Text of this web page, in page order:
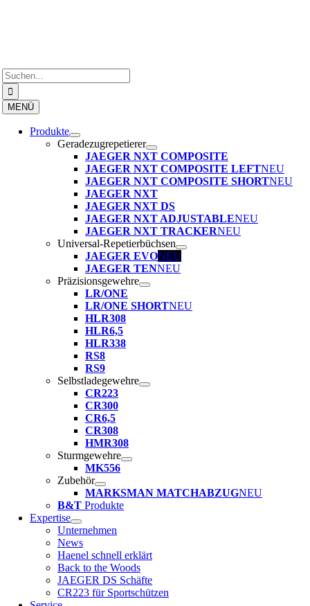
Suche
nach:
MENÜ
Produkte
Geradezugrepetierer
JAEGER NXT COMPOSITE
JAEGER NXT COMPOSITE LEFTNEU
JAEGER NXT COMPOSITE SHORTNEU
JAEGER NXT
JAEGER NXT DS
JAEGER NXT ADJUSTABLENEU
JAEGER NXT TRACKERNEU
Universal-Repetierbüchsen
JAEGER EVONEU
JAEGER TENNEU
Präzisionsgewehre
LR/ONE
LR/ONE SHORTNEU
HLR308
HLR6,5
HLR338
RS8
RS9
Selbstladegewehre
CR223
CR300
CR6,5
CR308
HMR308
Sturmgewehre
MK556
Zubehör
MARKSMAN MATCHABZUGNEU
B&T Produkte
Expertise
Unternehmen
News
Haenel schnell erklärt
Back to the Woods
JAEGER DS Schäfte
CR223 für Sportschützen